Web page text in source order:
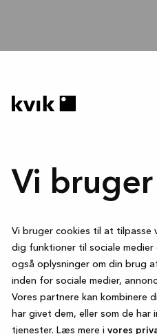
Vi
Vi bruger cookies til at tilpasse
dig funktioner til sociale
også oplysninger om din brug
inden for sociale medier,
Vores partnere kan kombinere
har givet dem, eller som de
tjenester. Læs mere i vores